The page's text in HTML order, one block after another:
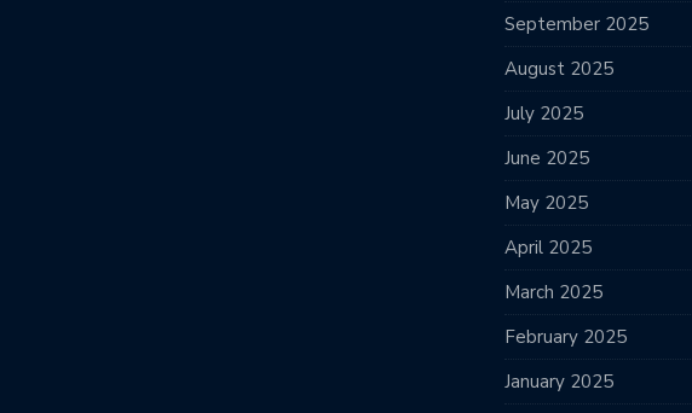
September 2025
August 2025
July 2025
June 2025
May 2025
April 2025
March 2025
February 2025
January 2025